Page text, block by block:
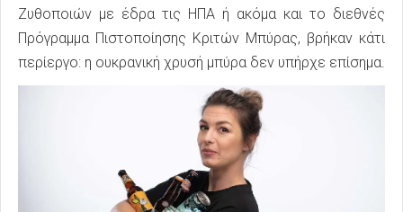
Ζυθοποιών με έδρα τις ΗΠΑ ή ακόμα και το διεθνές
Πρόγραμμα Πιστοποίησης Κριτών Μπύρας, βρήκαν κάτι
περίεργο: η ουκρανική χρυσή μπύρα δεν υπήρχε επίσημα.